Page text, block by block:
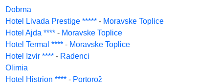
Dobrna
Hotel Livada Prestige ***** - Moravske Toplice
Hotel Ajda **** - Moravske Toplice
Hotel Termal **** - Moravske Toplice
Hotel Izvir **** - Radenci
Olimia
Hotel Histrion **** - Portorož